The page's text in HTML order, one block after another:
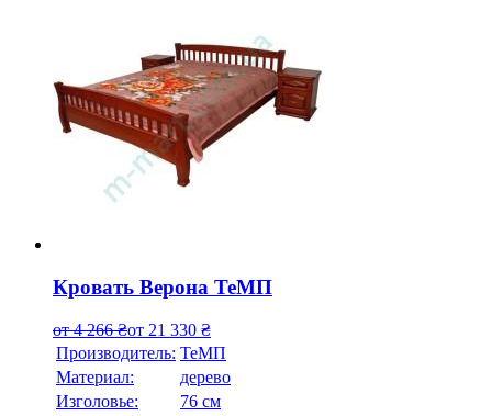
Кровать Верона ТеМП
от4 266₴от 21 330 ₴
Производитель: ТеМП
Материал:
дерево
Изголовье:
76 см